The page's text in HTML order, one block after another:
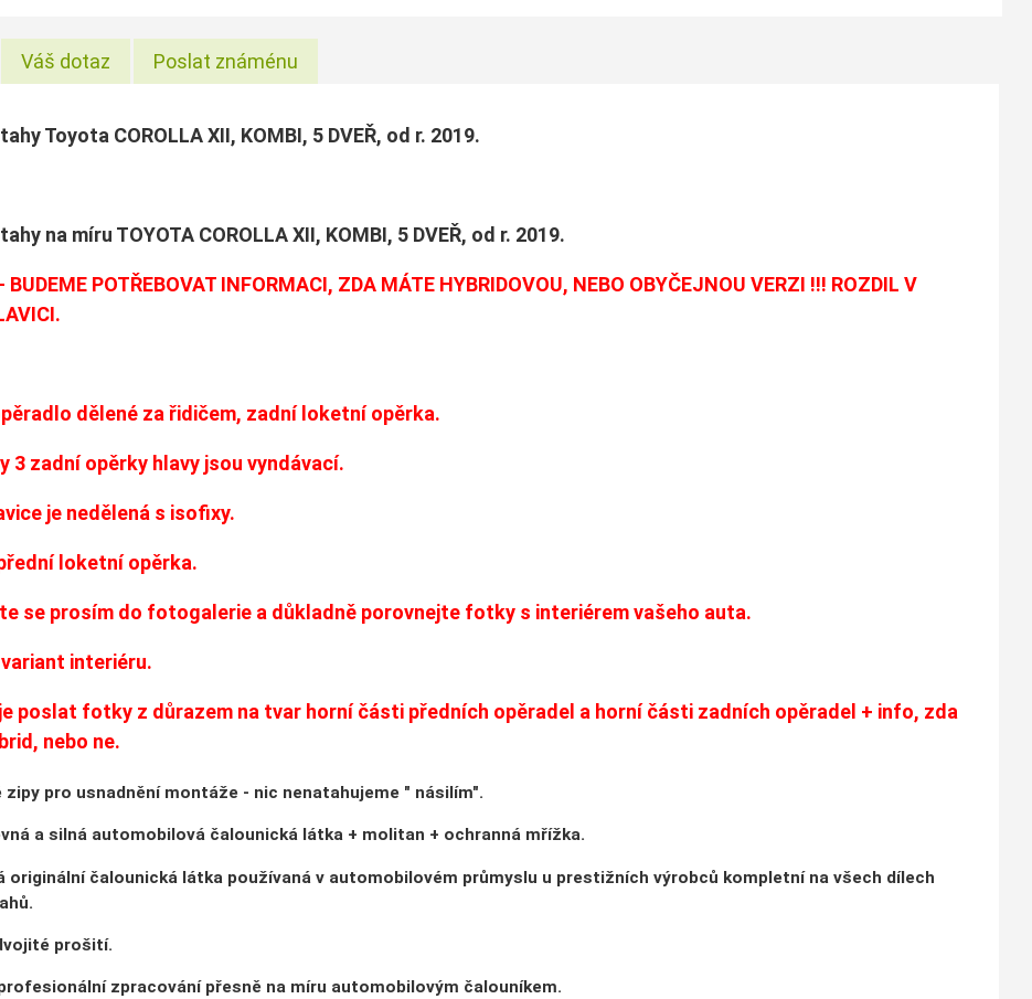
Váš dotaz Poslat známénu
Toyota COROLLA XII, KOMBI, 5 DVEŘ, od r. 2019.
na míru TOYOTA COROLLA XII, KOMBI, 5 DVEŘ, od r. 2019.
BUDEME POTŘEBOVAT INFORMACI, ZDA MÁTE HYBRIDOVOU, NEBO OBYČEJNOU VERZI !!! ROZDIL V
dělené za řidičem, zadní loketní opěrka.
3 zadní opěrky hlavy jsou vyndávací.
je nedělená s isofixy.
loketní opěrka.
se prosím do fotogalerie a důkladně porovnejte fotky s interiérem vašeho auta.
interiéru.
poslat fotky z důrazem na tvar horní části předních opěradel a horní části zadních opěradel + info, zda
nebo ne.
zipy pro usnadnění montáže - nic nenatahujeme " násilím".
a silná automobilová čalounická látka + molitan + ochranná mřížka.
originální čalounická látka používaná v automobilovém průmyslu u prestižních výrobců kompletní na všech dílech
prošití.
zpracování přesně na míru automobilovým čalouníkem.